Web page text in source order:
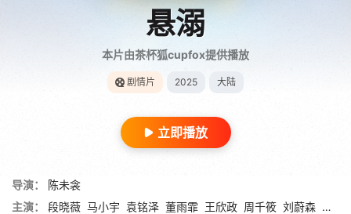
悬溺
本片由茶杯狐cupfox提供播放
剧情片 2025 大陆
立即播放
导演：
陈未衾
主演：
段晓薇 马小宇 袁铭泽 董雨霏 王欣政 周千筱 刘蔚森 应政